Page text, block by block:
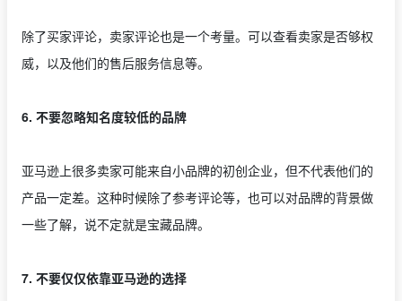
除了买家评论，卖家评论也是一个考量。可以查看卖家是否够权
威，以及他们的售后服务信息等。
6. 不要忽略知名度较低的品牌
亚马逊上很多卖家可能来自小品牌的初创企业，但不代表他们的
产品一定差。这种时候除了参考评论等，也可以对品牌的背景做
一些了解，说不定就是宝藏品牌。
7. 不要仅仅依靠亚马逊的选择